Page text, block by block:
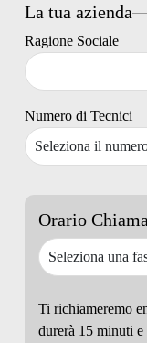
La tua azienda
Ragione Sociale
Numero di Tecnici
Orario
Ti richiameremo
durerà 15 minuti